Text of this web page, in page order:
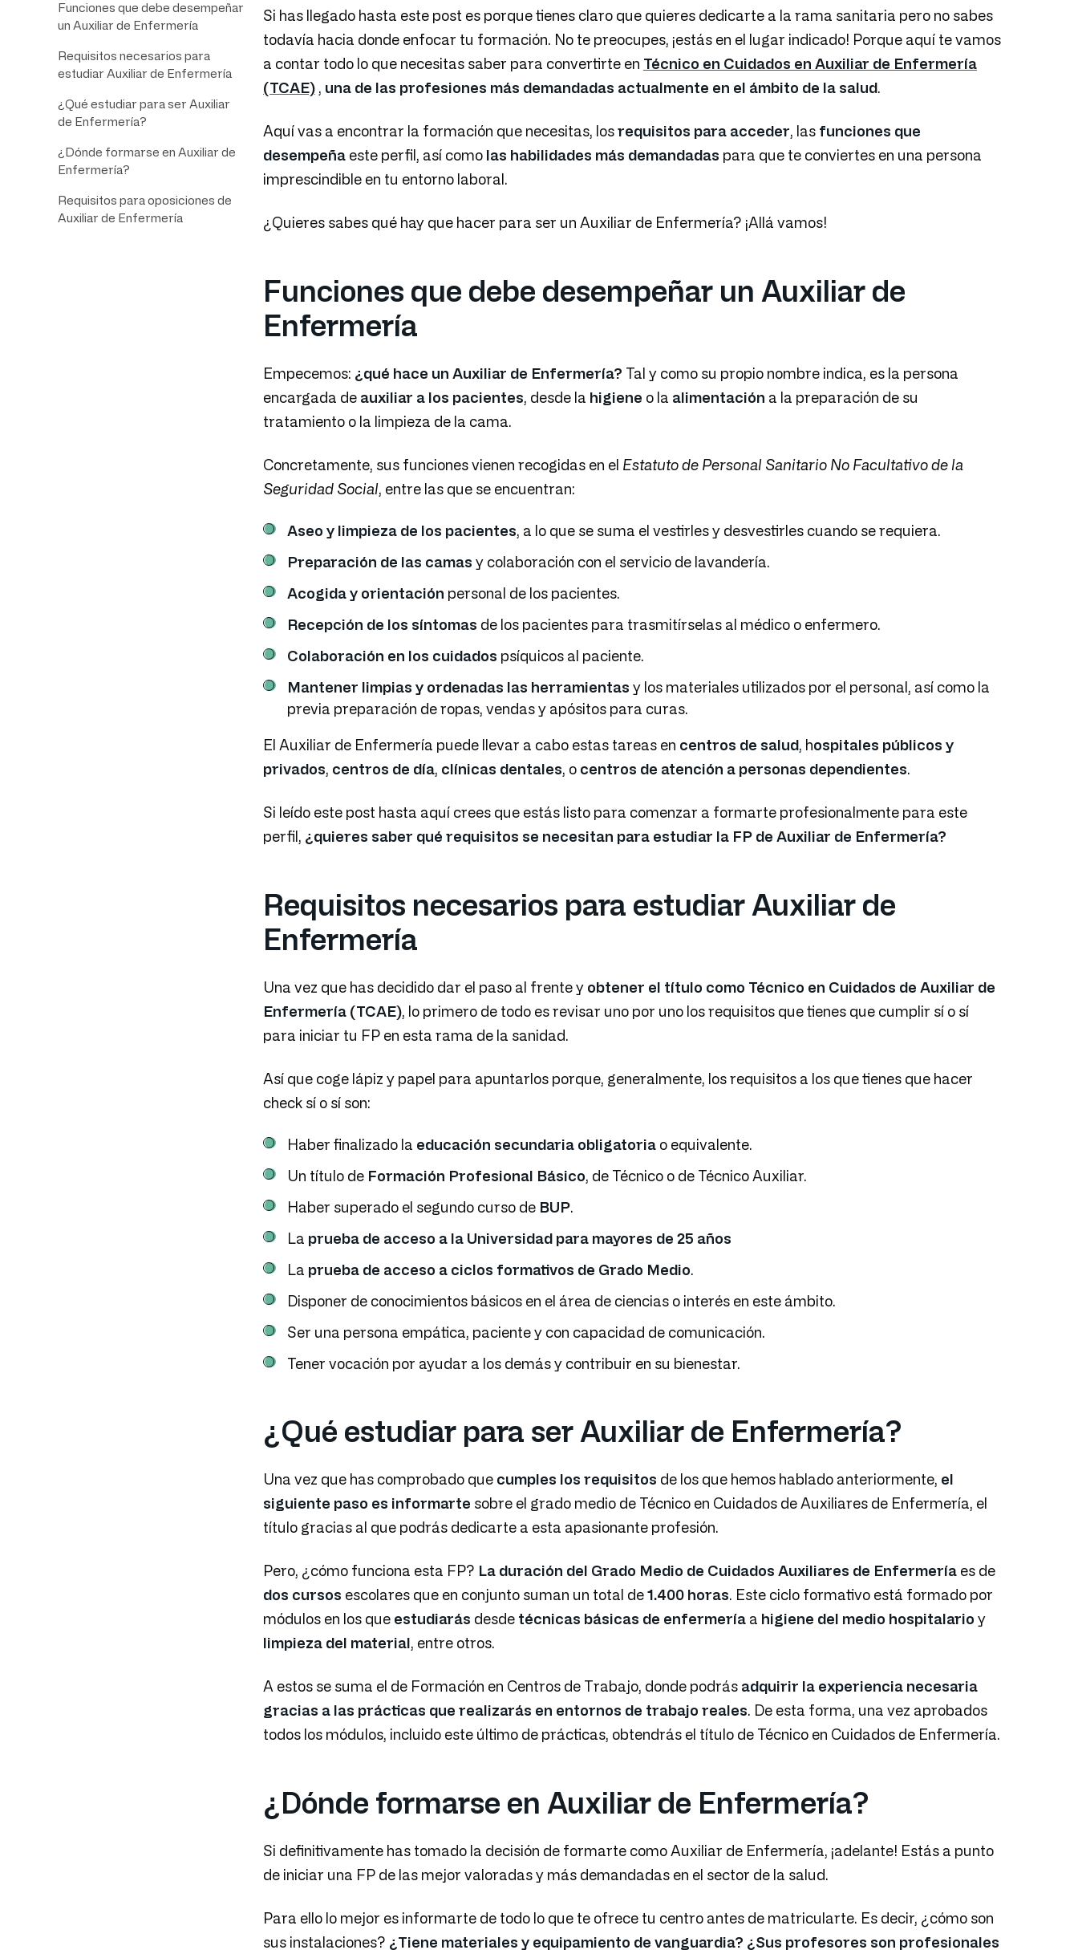
Funciones que debe desempeñar
un Auxiliar de Enfermería
Requisitos necesarios para
estudiar Auxiliar de Enfermería
¿Qué estudiar para ser Auxiliar
de Enfermería?
¿Dónde formarse en Auxiliar de
Enfermería?
Requisitos para oposiciones de
Auxiliar de Enfermería
Si has llegado hasta este post es porque tienes claro que quieres dedicarte a la rama sanitaria pero no sabes
todavía hacia donde enfocar tu formación. No te preocupes, ¡estás en el lugar indicado! Porque aquí te vamos
a contar todo lo que necesitas saber para convertirte en Técnico en Cuidados en Auxiliar de Enfermería
(TCAE) , una de las profesiones más demandadas actualmente en el ámbito de la salud.
Aquí vas a encontrar la formación que necesitas, los requisitos para acceder, las funciones que
desempeña este perfil, así como las habilidades más demandadas para que te conviertes en una persona
imprescindible en tu entorno laboral.
¿Quieres sabes qué hay que hacer para ser un Auxiliar de Enfermería? ¡Allá vamos!
Funciones que debe desempeñar un Auxiliar de
Enfermería
Empecemos: ¿qué hace un Auxiliar de Enfermería? Tal y como su propio nombre indica, es la persona
encargada de auxiliar a los pacientes, desde la higiene o la alimentación a la preparación de su
tratamiento o la limpieza de la cama.
Concretamente, sus funciones vienen recogidas en el Estatuto de Personal Sanitario No Facultativo de la
Seguridad Social, entre las que se encuentran:
Aseo y limpieza de los pacientes, a lo que se suma el vestirles y desvestirles cuando se requiera.
Preparación de las camas y colaboración con el servicio de lavandería.
Acogida y orientación personal de los pacientes.
Recepción de los síntomas de los pacientes para trasmitírselas al médico o enfermero.
Colaboración en los cuidados psíquicos al paciente.
Mantener limpias y ordenadas las herramientas y los materiales utilizados por el personal, así como la
previa preparación de ropas, vendas y apósitos para curas.
El Auxiliar de Enfermería puede llevar a cabo estas tareas en centros de salud, hospitales públicos y
privados, centros de día, clínicas dentales, o centros de atención a personas dependientes.
Si leído este post hasta aquí crees que estás listo para comenzar a formarte profesionalmente para este
perfil, ¿quieres saber qué requisitos se necesitan para estudiar la FP de Auxiliar de Enfermería?
Requisitos necesarios para estudiar Auxiliar de
Enfermería
Una vez que has decidido dar el paso al frente y obtener el título como Técnico en Cuidados de Auxiliar de
Enfermería (TCAE), lo primero de todo es revisar uno por uno los requisitos que tienes que cumplir sí o sí
para iniciar tu FP en esta rama de la sanidad.
Así que coge lápiz y papel para apuntarlos porque, generalmente, los requisitos a los que tienes que hacer
check sí o sí son:
Haber finalizado la educación secundaria obligatoria o equivalente.
Un título de Formación Profesional Básico, de Técnico o de Técnico Auxiliar.
Haber superado el segundo curso de BUP.
La prueba de acceso a la Universidad para mayores de 25 años
La prueba de acceso a ciclos formativos de Grado Medio.
Disponer de conocimientos básicos en el área de ciencias o interés en este ámbito.
Ser una persona empática, paciente y con capacidad de comunicación.
Tener vocación por ayudar a los demás y contribuir en su bienestar.
¿Qué estudiar para ser Auxiliar de Enfermería?
Una vez que has comprobado que cumples los requisitos de los que hemos hablado anteriormente, el
siguiente paso es informarte sobre el grado medio de Técnico en Cuidados de Auxiliares de Enfermería, el
título gracias al que podrás dedicarte a esta apasionante profesión.
Pero, ¿cómo funciona esta FP? La duración del Grado Medio de Cuidados Auxiliares de Enfermería es de
dos cursos escolares que en conjunto suman un total de 1.400 horas. Este ciclo formativo está formado por
módulos en los que estudiarás desde técnicas básicas de enfermería a higiene del medio hospitalario y
limpieza del material, entre otros.
A estos se suma el de Formación en Centros de Trabajo, donde podrás adquirir la experiencia necesaria
gracias a las prácticas que realizarás en entornos de trabajo reales. De esta forma, una vez aprobados
todos los módulos, incluido este último de prácticas, obtendrás el título de Técnico en Cuidados de Enfermería.
¿Dónde formarse en Auxiliar de Enfermería?
Si definitivamente has tomado la decisión de formarte como Auxiliar de Enfermería, ¡adelante! Estás a punto
de iniciar una FP de las mejor valoradas y más demandadas en el sector de la salud.
Para ello lo mejor es informarte de todo lo que te ofrece tu centro antes de matricularte. Es decir, ¿cómo son
sus instalaciones? ¿Tiene materiales y equipamiento de vanguardia? ¿Sus profesores son profesionales